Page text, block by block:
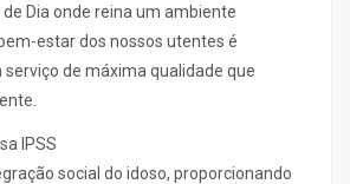
Dia onde reina um ambiente
estar dos nossos utentes é
de máxima qualidade que
IPSS
social do idoso, proporcionando